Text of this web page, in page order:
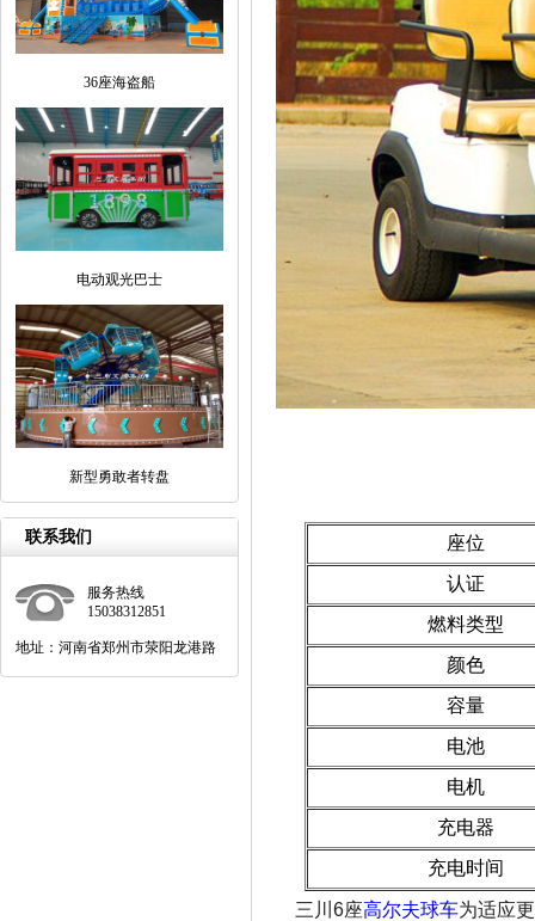
36座海盗船
电动观光巴士
新型勇敢者转盘
联系我们
服务热线
15038312851
地址：河南省郑州市荥阳龙港路
座位
认证
燃料类型
颜色
容量
电池
电机
充电器
充电时间
三川6座高尔夫球车为适应